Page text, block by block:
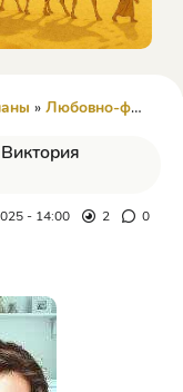
» Любовно-фантастические романы
- 14:00 2 0